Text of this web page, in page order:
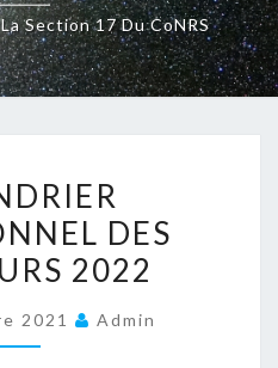
Section 17 Du CoNRS
PRÉVISIONNEL
DES
CONCOURS
DES
2022
2021 Admin